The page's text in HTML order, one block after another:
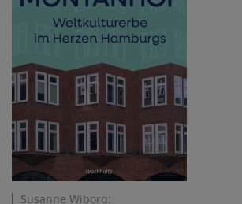
Susanne Wiborg: